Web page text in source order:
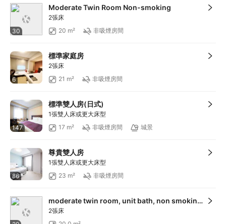
30
Moderate Twin Room Non-smoking
2張床
20 m²
非吸煙房間
6
標準家庭房
2張床
21 m²
非吸煙房間
147
標準雙人房(日式)
1張雙人床或更大床型
17 m²
非吸煙房間 城景
86
尊貴雙人房
1張雙人床或更大床型
23 m²
非吸煙房間
moderate twin room, unit bath, non smoking (housekeep once every 3 days)
2張床